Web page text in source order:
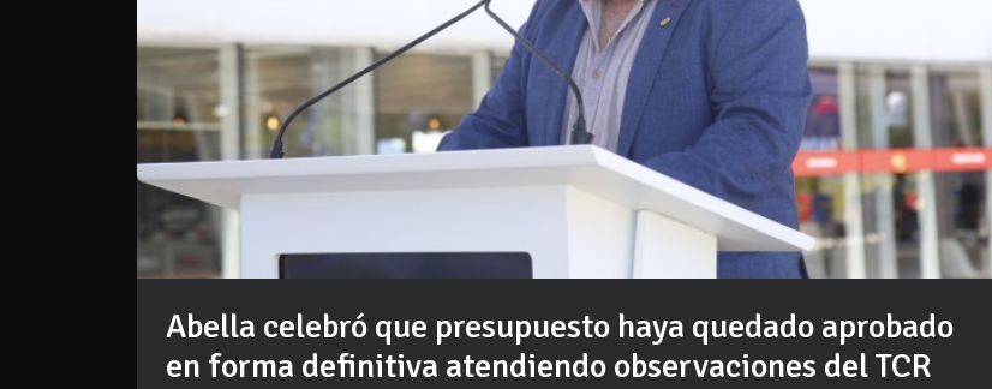
Abella celebró que presupuesto haya quedado aprobado
en forma definitiva atendiendo observaciones del TCR